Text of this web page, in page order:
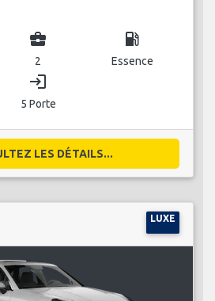
business_center
2
local_gas_station
Essence
login
5 Porte
LES DÉTAILS...
LUXE